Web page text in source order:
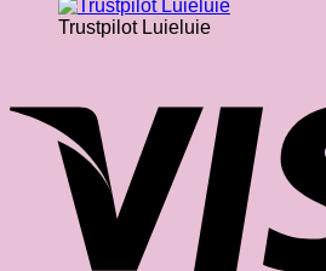
Trustpilot Luieluie